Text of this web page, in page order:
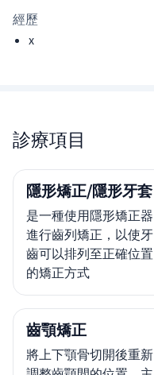
經歷
x
診療項目
隱形矯正/隱形牙套
是一種使用隱形矯正器
進行齒列矯正，以使牙
齒可以排列至正確位置
的矯正方式
齒顎矯正
將上下顎骨切開後重新